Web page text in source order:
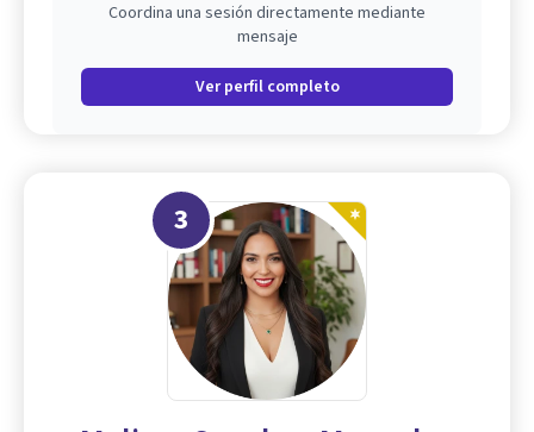
Coordina una sesión directamente mediante
mensaje
Ver perfil completo
3